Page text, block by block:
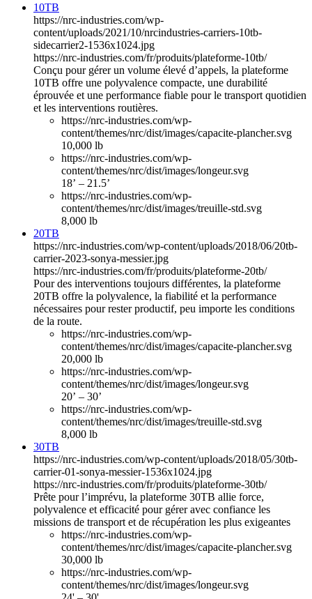
10TB
https://nrc-industries.com/wp-
content/uploads/2021/10/nrcindustries-carriers-10tb-
sidecarrier2-1536x1024.jpg
https://nrc-industries.com/fr/produits/plateforme-10tb/
Conçu pour gérer un volume élevé d’appels, la plateforme
10TB offre une polyvalence compacte, une durabilité
éprouvée et une performance fiable pour le transport quotidien
et les interventions routières.
https://nrc-industries.com/wp-
content/themes/nrc/dist/images/capacite-plancher.svg
10,000 lb
https://nrc-industries.com/wp-
content/themes/nrc/dist/images/longeur.svg
18’ – 21.5’
https://nrc-industries.com/wp-
content/themes/nrc/dist/images/treuille-std.svg
8,000 lb
20TB
https://nrc-industries.com/wp-content/uploads/2018/06/20tb-
carrier-2023-sonya-messier.jpg
https://nrc-industries.com/fr/produits/plateforme-20tb/
Pour des interventions toujours différentes, la plateforme
20TB offre la polyvalence, la fiabilité et la performance
nécessaires pour rester productif, peu importe les conditions
de la route.
https://nrc-industries.com/wp-
content/themes/nrc/dist/images/capacite-plancher.svg
20,000 lb
https://nrc-industries.com/wp-
content/themes/nrc/dist/images/longeur.svg
20’ – 30’
https://nrc-industries.com/wp-
content/themes/nrc/dist/images/treuille-std.svg
8,000 lb
30TB
https://nrc-industries.com/wp-content/uploads/2018/05/30tb-
carrier-01-sonya-messier-1536x1024.jpg
https://nrc-industries.com/fr/produits/plateforme-30tb/
Prête pour l’imprévu, la plateforme 30TB allie force,
polyvalence et efficacité pour gérer avec confiance les
missions de transport et de récupération les plus exigeantes
https://nrc-industries.com/wp-
content/themes/nrc/dist/images/capacite-plancher.svg
30,000 lb
https://nrc-industries.com/wp-
content/themes/nrc/dist/images/longeur.svg